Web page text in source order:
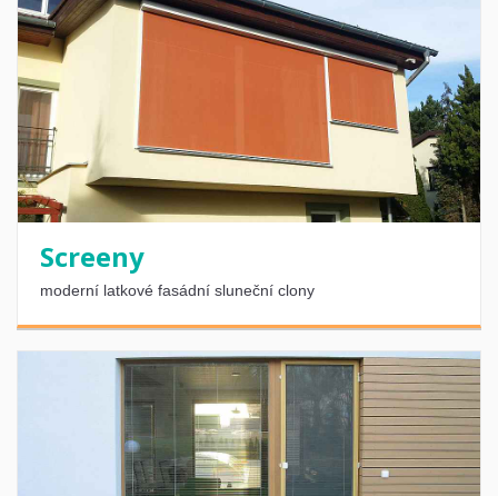
Screeny
moderní latkové fasádní sluneční clony